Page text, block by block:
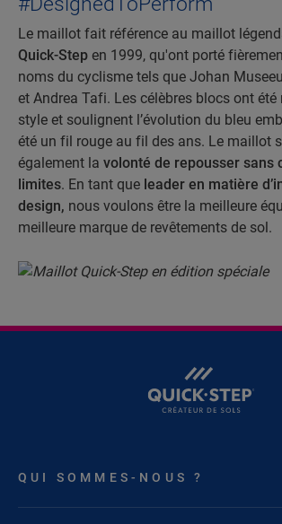
Le maillot fait référence au maillot
Quick-Step en 1999, qu'ont porté
noms du cyclisme tels que Johan
et Andrea Tafi. Les célèbres blocs ont été
style et soulignent l’évolution du bleu
été un fil rouge au fil des ans. Le maillot
également la volonté de repousser sans
limites. En tant que leader en matière
design, nous voulons être la meilleure
meilleure marque de revêtements de sol.
QUI SOMMES-NOUS ?